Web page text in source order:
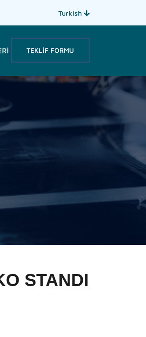
Turkish
TEKLIF FORMU
STANDI